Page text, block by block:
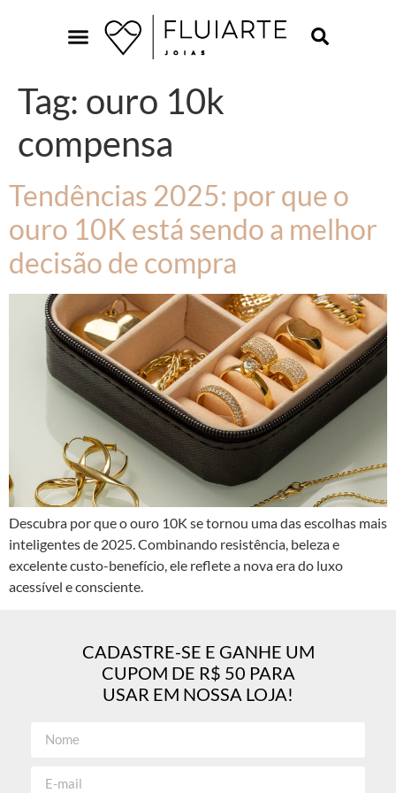
Tag: ouro 10k
compensa
Tendências 2025: por que o
ouro 10K está sendo a melhor
decisão de compra
Descubra por que o ouro 10K se tornou uma das escolhas mais
inteligentes de 2025. Combinando resistência, beleza e
excelente custo-benefício, ele reflete a nova era do luxo
acessível e consciente.
CADASTRE-SE E GANHE UM
CUPOM DE R$ 50 PARA
USAR EM NOSSA LOJA!